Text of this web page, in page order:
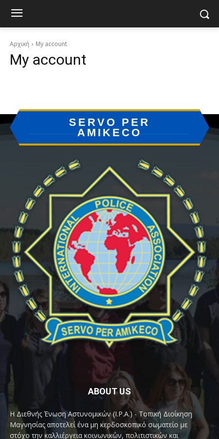
Αρχική My account
My account
SERVO PER
AMIKECO
ABOUT US
Η Διεθνής Ένωση Αστυνομικών (I.P.A.) - Τοπική Διοίκηση
Μαγνησίας αποτελεί ένα μη κερδοσκοπικό σωματείο με
στόχο την καλλιέργεια κοινωνικών, πολιτιστικών και